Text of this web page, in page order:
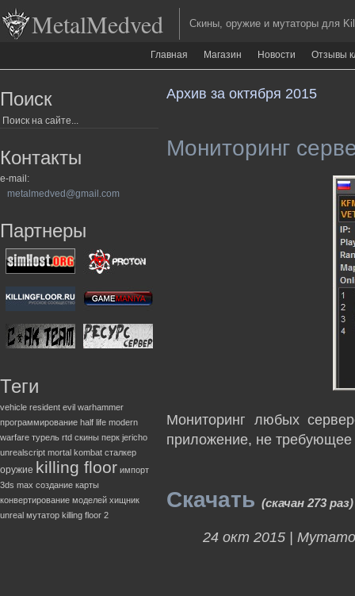
MetalMedved Скины, оружие и мутаторы для
Главная Магазин Новости Отзывы
Поиск
Контакты
e-mail:
metalmedved@gmail.com
Партнеры
Теги
vehicle resident evil warhammer
программирование half life modern
warfare турель rtd скины перк jericho
unrealscript mortal kombat сталкер
оружие killing floor импорт
3ds max создание карты
конвертирование моделей хищник
unreal мутатор killing floor 2
Архив за октября 2015
Мониторинг
Мониторинг любых
приложение, не требующее
Скачать (скачан 273 раз)
24 окт 2015 |